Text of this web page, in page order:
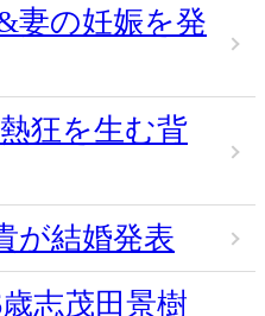
妻の妊娠を発
狂を生む背
が結婚発表
歳志茂田景樹